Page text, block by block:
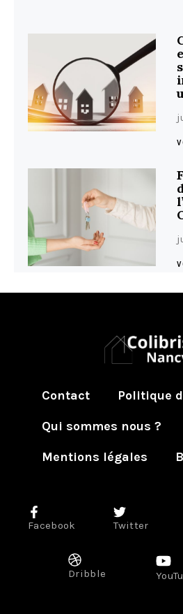
Contact
Politique
Qui sommes nous ?
Mentions légales
Facebook Twitter
Dribble